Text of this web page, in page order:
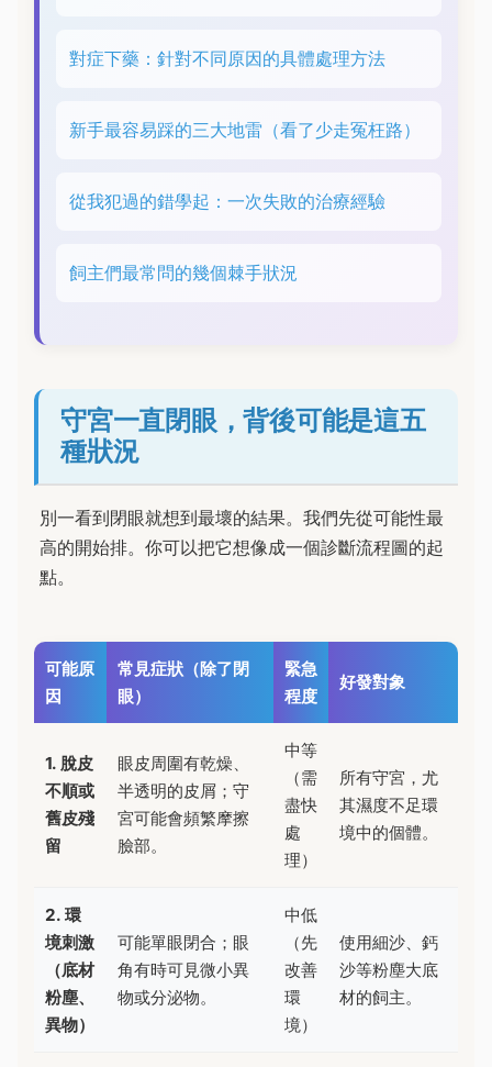
對症下藥：針對不同原因的具體處理方法
新手最容易踩的三大地雷（看了少走冤枉路）
從我犯過的錯學起：一次失敗的治療經驗
飼主們最常問的幾個棘手狀況
守宮一直閉眼，背後可能是這五
種狀況
別一看到閉眼就想到最壞的結果。我們先從可能性最
高的開始排。你可以把它想像成一個診斷流程圖的起
點。
可能原
因
常見症狀（除了閉
眼）
緊急
程度
好發對象
1. 脫皮
不順或
舊皮殘
留
眼皮周圍有乾燥、
半透明的皮屑；守
宮可能會頻繁摩擦
臉部。
中等
（需
盡快
處
理）
所有守宮，尤
其濕度不足環
境中的個體。
2. 環
境刺激
（底材
粉塵、
異物）
可能單眼閉合；眼
角有時可見微小異
物或分泌物。
中低
（先
改善
環
境）
使用細沙、鈣
沙等粉塵大底
材的飼主。